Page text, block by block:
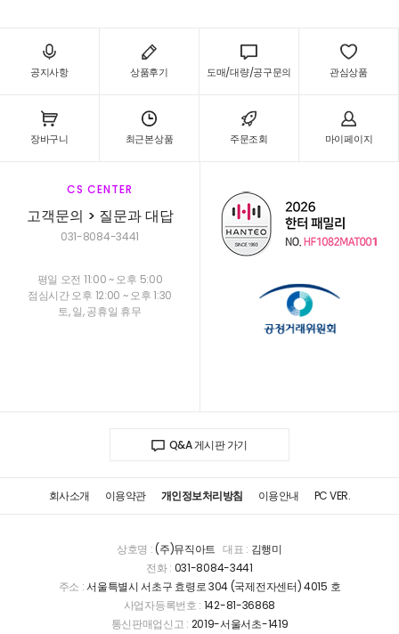
공지사항 상품후기 도매/대량/공구문의 관심상품
장바구니 최근본상품 주문조회 마이페이지
CS CENTER
고객문의 > 질문과 대답
031-8084-3441
평일 오전 11:00 ~ 오후 5:00
점심시간 오후 12:00 ~ 오후 1:30
토, 일, 공휴일 휴무
Q&A 게시판 가기
회사소개 이용약관 개인정보처리방침 이용안내 PC VER.
상호명 :(주)뮤직아트 대표 : 김행미
전화 : 031-8084-3441
주소 :서울특별시 서초구 효령로 304 (국제전자센터) 4015 호
사업자등록번호 : 142-81-36868
통신판매업신고 : 2019-서울서초-1419